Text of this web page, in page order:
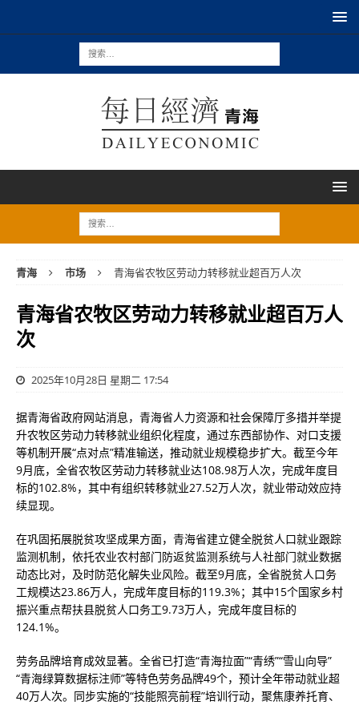
青海 市场 青海省农牧区劳动力转移就业超百万人次
青海省农牧区劳动力转移就业超百万人
次
2025年10月28日 星期二 17:54
据青海省政府网站消息，青海省人力资源和社会保障厅多措并举提
升农牧区劳动力转移就业组织化程度，通过东西部协作、对口支援
等机制开展“点对点”精准输送，推动就业规模稳步扩大。截至今年
9月底，全省农牧区劳动力转移就业达108.98万人次，完成年度目
标的102.8%，其中有组织转移就业27.52万人次，就业带动效应持
续显现。
在巩固拓展脱贫攻坚成果方面，青海省建立健全脱贫人口就业跟踪
监测机制，依托农业农村部门防返贫监测系统与人社部门就业数据
动态比对，及时防范化解失业风险。截至9月底，全省脱贫人口务
工规模达23.86万人，完成年度目标的119.3%；其中15个国家乡村
振兴重点帮扶县脱贫人口务工9.73万人，完成年度目标的
124.1%。
劳务品牌培育成效显著。全省已打造“青海拉面”“青绣”“雪山向导”
“青海绿算数据标注师”等特色劳务品牌49个，预计全年带动就业超
40万人次。同步实施的“技能照亮前程”培训行动，聚焦康养托育、